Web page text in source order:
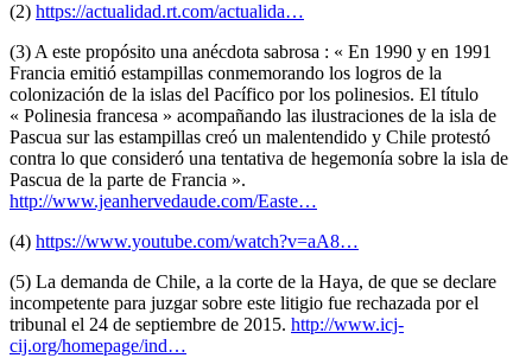
(2) https://actualidad.rt.com/actualida…
(3) A este propósito una anécdota sabrosa : « En 1990 y en 1991
Francia emitió estampillas conmemorando los logros de la
colonización de la islas del Pacífico por los polinesios. El título
« Polinesia francesa » acompañando las ilustraciones de la isla de
Pascua sur las estampillas creó un malentendido y Chile protestó
contra lo que consideró una tentativa de hegemonía sobre la isla de
Pascua de la parte de Francia ».
http://www.jeanhervedaude.com/Easte…
(4) https://www.youtube.com/watch?v=aA8…
(5) La demanda de Chile, a la corte de la Haya, de que se declare
incompetente para juzgar sobre este litigio fue rechazada por el
tribunal el 24 de septiembre de 2015. http://www.icj-
cij.org/homepage/ind…